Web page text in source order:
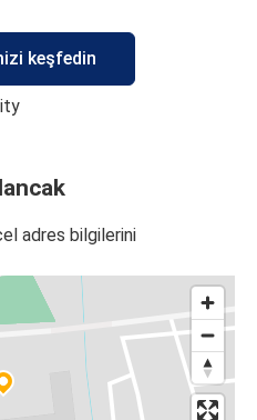
keşfedin
adres bilgilerini